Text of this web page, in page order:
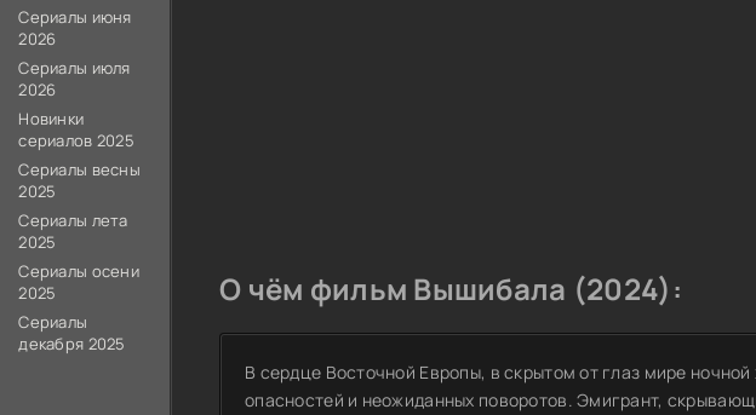
О чём фильм Вышибала (2024):
В сердце Восточной Европы, в скрытом от глаз мире
опасностей и неожиданных поворотов. Эмигрант,
Сериалы июня
2026
Сериалы июля
2026
Новинки
сериалов 2025
Сериалы весны
2025
Сериалы лета
2025
Сериалы осени
2025
Сериалы
декабря 2025